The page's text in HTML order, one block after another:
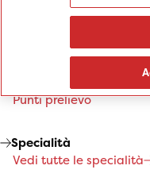
Informazioni
Punti prelievo
Specialità
Vedi tutte le specialità